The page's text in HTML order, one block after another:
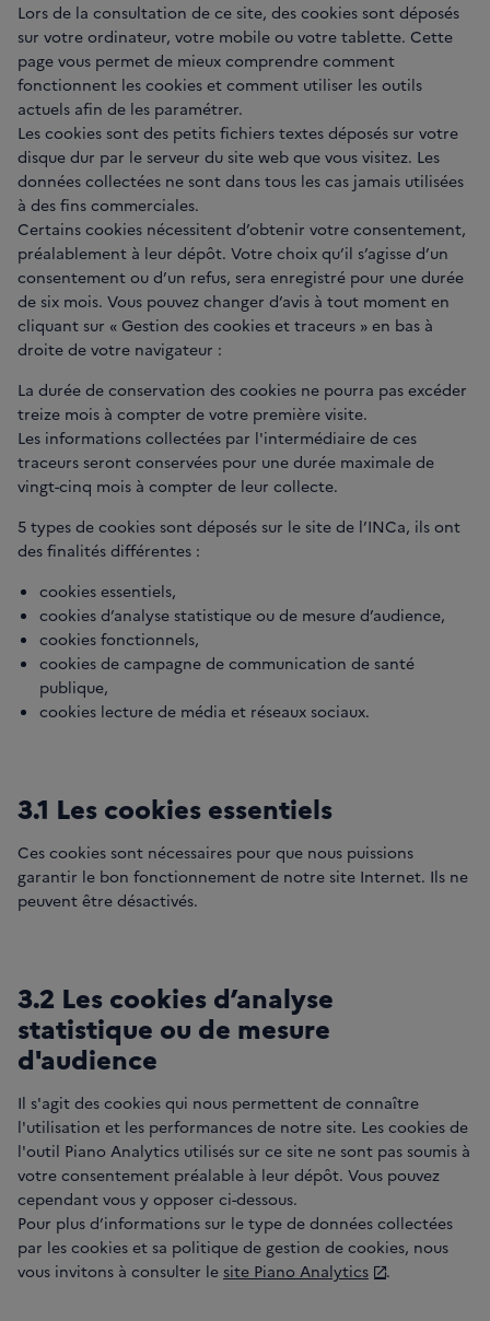
Lors de la consultation de ce site, des cookies sont déposés
sur votre ordinateur, votre mobile ou votre tablette. Cette
page vous permet de mieux comprendre comment
fonctionnent les cookies et comment utiliser les outils
actuels afin de les paramétrer.
Les cookies sont des petits fichiers textes déposés sur votre
disque dur par le serveur du site web que vous visitez. Les
données collectées ne sont dans tous les cas jamais utilisées
à des fins commerciales.
Certains cookies nécessitent d’obtenir votre consentement,
préalablement à leur dépôt. Votre choix qu’il s’agisse d’un
consentement ou d’un refus, sera enregistré pour une durée
de six mois. Vous pouvez changer d’avis à tout moment en
cliquant sur « Gestion des cookies et traceurs » en bas à
droite de votre navigateur :
La durée de conservation des cookies ne pourra pas excéder
treize mois à compter de votre première visite.
Les informations collectées par l'intermédiaire de ces
traceurs seront conservées pour une durée maximale de
vingt-cinq mois à compter de leur collecte.
5 types de cookies sont déposés sur le site de l’INCa, ils ont
des finalités différentes :
cookies essentiels,
cookies d’analyse statistique ou de mesure d’audience,
cookies fonctionnels,
cookies de campagne de communication de santé
publique,
cookies lecture de média et réseaux sociaux.
3.1 Les cookies essentiels
Ces cookies sont nécessaires pour que nous puissions
garantir le bon fonctionnement de notre site Internet. Ils ne
peuvent être désactivés.
3.2 Les cookies d’analyse
statistique ou de mesure
d'audience
Il s'agit des cookies qui nous permettent de connaître
l'utilisation et les performances de notre site. Les cookies de
l'outil Piano Analytics utilisés sur ce site ne sont pas soumis à
votre consentement préalable à leur dépôt. Vous pouvez
cependant vous y opposer ci-dessous.
Pour plus d’informations sur le type de données collectées
par les cookies et sa politique de gestion de cookies, nous
vous invitons à consulter le site Piano Analytics .